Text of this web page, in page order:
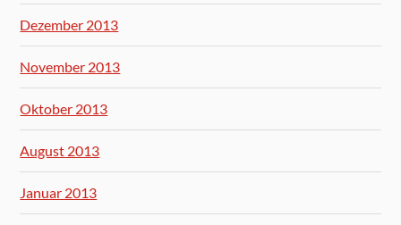
Dezember 2013
November 2013
Oktober 2013
August 2013
Januar 2013